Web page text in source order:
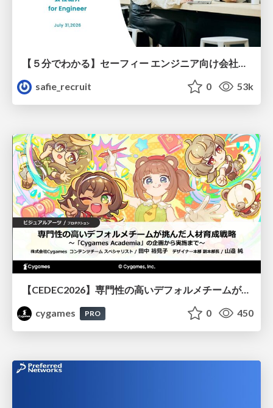
【５分でわかる】セーフィー エンジニア向け会社紹介
safie_recruit
0 53k
【CEDEC2026】専門性の高いデフォルメチームが挑んだ人材育成戦略 〜Cygames Academiaの企画から実施まで〜
cygames
PRO 0 450